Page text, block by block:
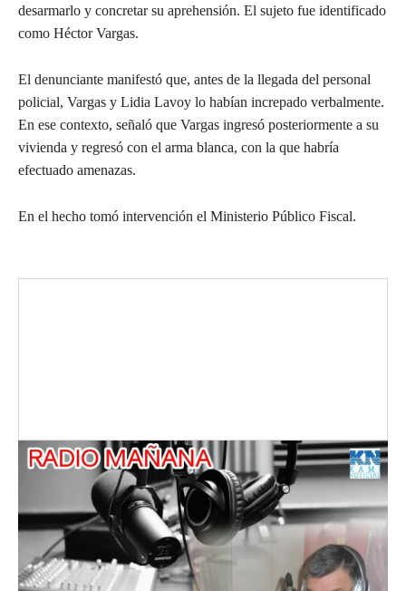
desarmarlo y concretar su aprehensión. El sujeto fue identificado
como Héctor Vargas.
El denunciante manifestó que, antes de la llegada del personal
policial, Vargas y Lidia Lavoy lo habían increpado verbalmente.
En ese contexto, señaló que Vargas ingresó posteriormente a su
vivienda y regresó con el arma blanca, con la que habría
efectuado amenazas.
En el hecho tomó intervención el Ministerio Público Fiscal.